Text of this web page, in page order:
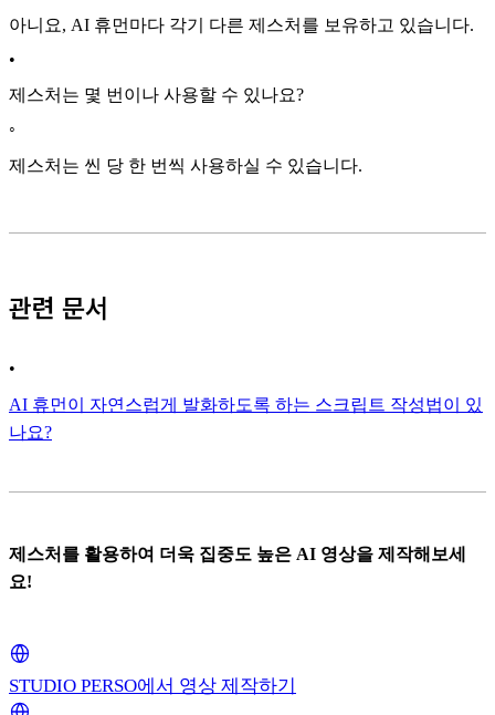
아니요, AI 휴먼마다 각기 다른 제스처를 보유하고 있습니다.
•
제스처는 몇 번이나 사용할 수 있나요?
◦
제스처는 씬 당 한 번씩 사용하실 수 있습니다.
관련 문서
•
AI 휴먼이 자연스럽게 발화하도록 하는 스크립트 작성법이 있
나요?
제스처를 활용하여 더욱 집중도 높은 AI 영상을 제작해보세
요!
STUDIO PERSO에서 영상 제작하기